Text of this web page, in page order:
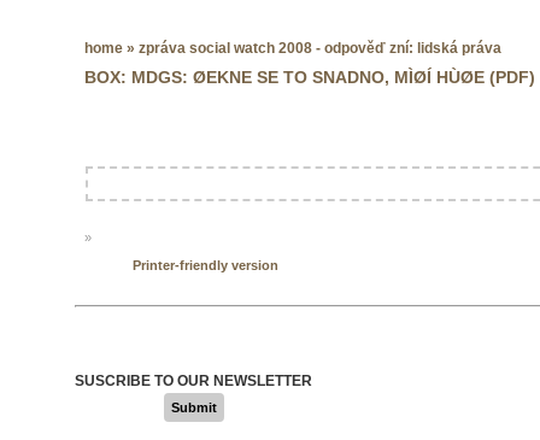
home » zpráva social watch 2008 - odpověď zní: lidská práva
BOX: MDGS: ØEKNE SE TO SNADNO, MÌØÍ HÙØE (PDF)
»
Printer-friendly version
SUSCRIBE TO OUR NEWSLETTER
Submit